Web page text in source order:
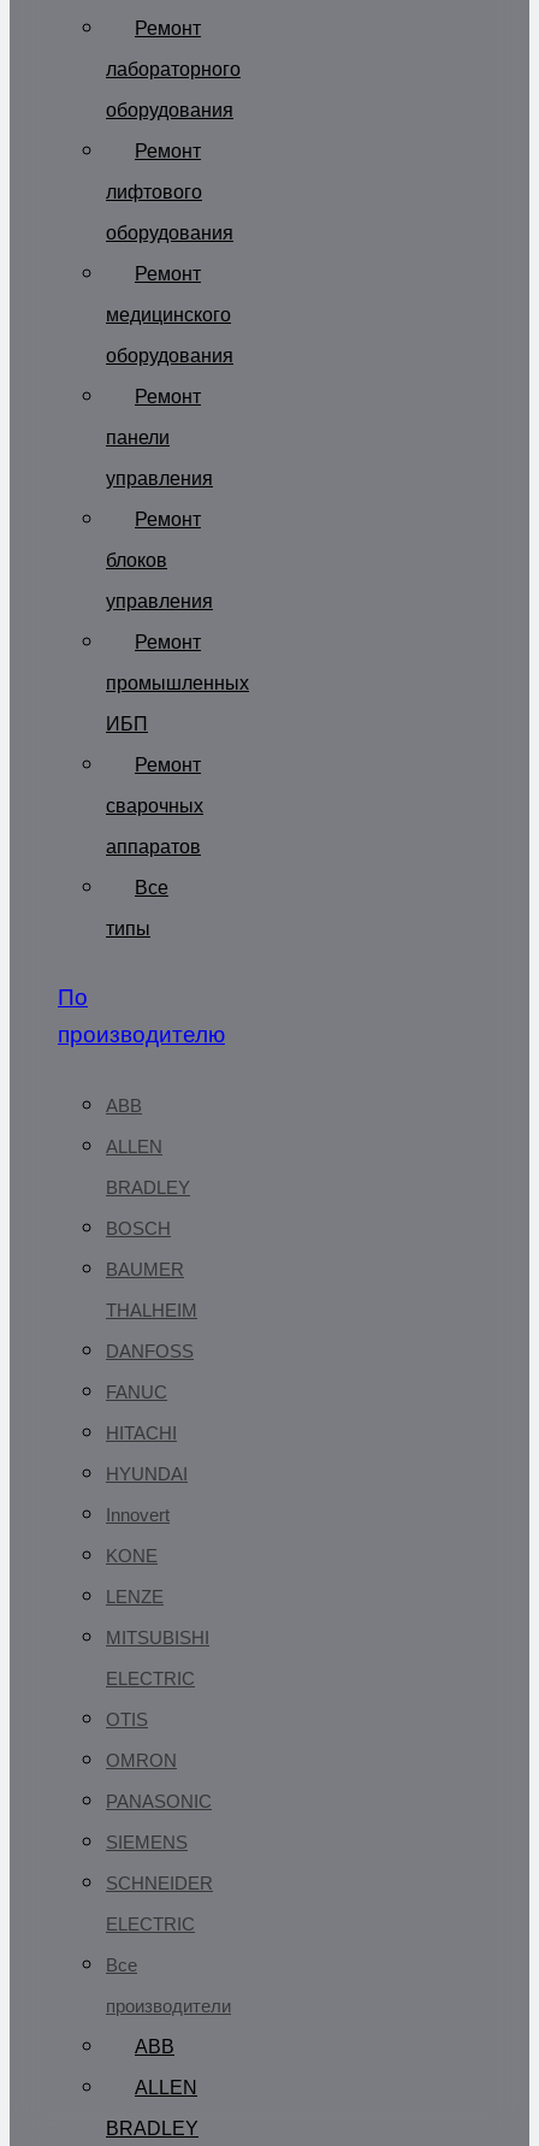
Ремонт
лабораторного
оборудования
Ремонт
лифтового
оборудования
Ремонт
медицинского
оборудования
Ремонт
панели
управления
Ремонт
блоков
управления
Ремонт
промышленных
ИБП
Ремонт
сварочных
аппаратов
Все
типы
По
производителю
ABB
ALLEN
BRADLEY
BOSCH
BAUMER
THALHEIM
DANFOSS
FANUC
HITACHI
HYUNDAI
Innovert
KONE
LENZE
MITSUBISHI
ELECTRIC
OTIS
OMRON
PANASONIC
SIEMENS
SCHNEIDER
ELECTRIC
Все
производители
ABB
ALLEN
BRADLEY